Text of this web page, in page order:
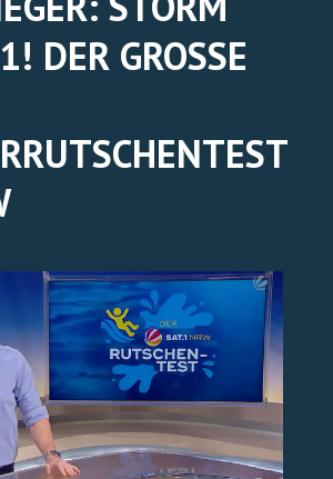
ONLINE
DER GROSSE S
I